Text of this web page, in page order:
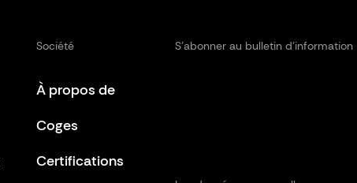
Société
À propos de
Coges
Certifications
S’abonner au bulletin d’information